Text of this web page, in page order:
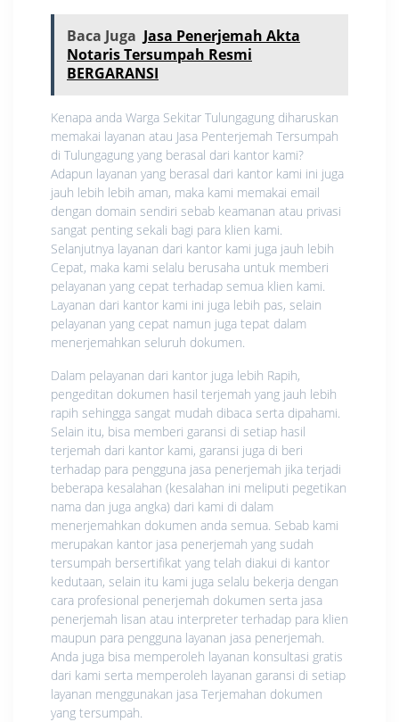
Baca Juga Jasa Penerjemah Akta
Notaris Tersumpah Resmi
BERGARANSI
Kenapa anda Warga Sekitar Tulungagung diharuskan
memakai layanan atau Jasa Penterjemah Tersumpah
di Tulungagung yang berasal dari kantor kami?
Adapun layanan yang berasal dari kantor kami ini juga
jauh lebih lebih aman, maka kami memakai email
dengan domain sendiri sebab keamanan atau privasi
sangat penting sekali bagi para klien kami.
Selanjutnya layanan dari kantor kami juga jauh lebih
Cepat, maka kami selalu berusaha untuk memberi
pelayanan yang cepat terhadap semua klien kami.
Layanan dari kantor kami ini juga lebih pas, selain
pelayanan yang cepat namun juga tepat dalam
menerjemahkan seluruh dokumen.
Dalam pelayanan dari kantor juga lebih Rapih,
pengeditan dokumen hasil terjemah yang jauh lebih
rapih sehingga sangat mudah dibaca serta dipahami.
Selain itu, bisa memberi garansi di setiap hasil
terjemah dari kantor kami, garansi juga di beri
terhadap para pengguna jasa penerjemah jika terjadi
beberapa kesalahan (kesalahan ini meliputi pegetikan
nama dan juga angka) dari kami di dalam
menerjemahkan dokumen anda semua. Sebab kami
merupakan kantor jasa penerjemah yang sudah
tersumpah bersertifikat yang telah diakui di kantor
kedutaan, selain itu kami juga selalu bekerja dengan
cara profesional penerjemah dokumen serta jasa
penerjemah lisan atau interpreter terhadap para klien
maupun para pengguna layanan jasa penerjemah.
Anda juga bisa memperoleh layanan konsultasi gratis
dari kami serta memperoleh layanan garansi di setiap
layanan menggunakan jasa Terjemahan dokumen
yang tersumpah.